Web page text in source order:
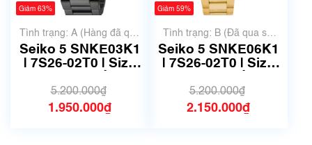
Giảm 63%
Tình trạng: A (Hàng đã qua
sử dụng nhưng rất đẹp,
không có xước)
Seiko 5 SNKE03K1
| 7S26-02T0 | Size
5.200.000₫
1.950.000₫
Giảm 59%
Tình trạng: B (Đã qua sử
dụng, hàng đẹp, có chút
xước dăm)
Seiko 5 SNKE06K1
| 7S26-02T0 | Size
5.200.000₫
2.150.000₫